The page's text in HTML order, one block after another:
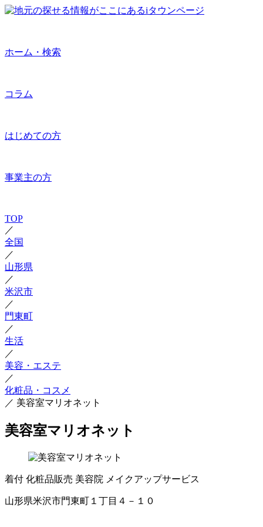
ホーム・検索
コラム
はじめての方
事業主の方
TOP
／
全国
／
山形県
／
米沢市
／
門東町
／
生活
／
美容・エステ
／
化粧品・コスメ
／ 美容室マリオネット
美容室マリオネット
着付 化粧品販売 美容院 メイクアップサービス
山形県米沢市門東町１丁目４－１０